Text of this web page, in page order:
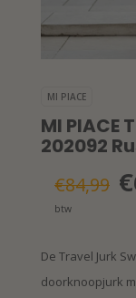
MI PIACE
MI PIACE
202092
€84,99
btw
De Travel Jurk
doorknoopjurk